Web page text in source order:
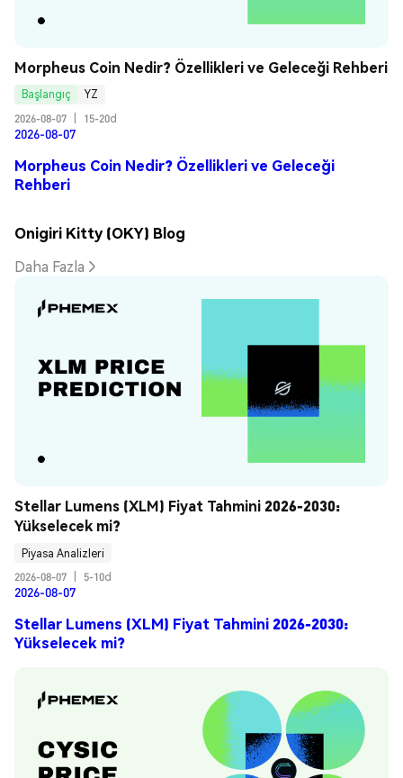
Morpheus Coin Nedir? Özellikleri ve Geleceği Rehberi
Başlangıç
YZ
2026-08-07
15-20d
2026-08-07
Morpheus Coin Nedir? Özellikleri ve Geleceği
Rehberi
Onigiri Kitty (OKY) Blog
Daha Fazla
Stellar Lumens (XLM) Fiyat Tahmini 2026-2030:
Yükselecek mi?
Piyasa Analizleri
2026-08-07
5-10d
2026-08-07
Stellar Lumens (XLM) Fiyat Tahmini 2026-2030:
Yükselecek mi?